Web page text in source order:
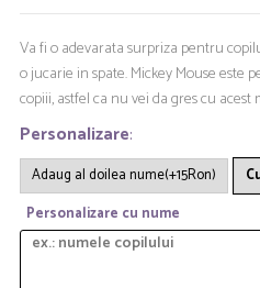
Va fi o adevarata surpriza pentru
o jucarie in spate. Mickey Mouse este
copiii, astfel ca nu vei da gres cu acest
Personalizare:
Adaug al doilea nume(+15Ron)
Personalizare cu nume